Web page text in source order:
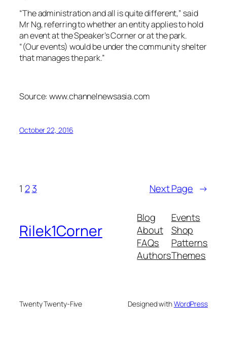
“The administration and all is quite different,” said
Mr Ng, referring to whether an entity applies to hold
an event at the Speaker’s Corner or at the park.
“(Our events) would be under the community shelter
that manages the park.”
Source: www.channelnewsasia.com
October 22, 2016
1 2 3 Next Page →
Rilek1Corner
Blog
About
FAQs
Authors
Events
Shop
Patterns
Themes
Twenty Twenty-Five Designed withWordPress